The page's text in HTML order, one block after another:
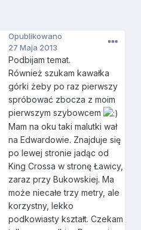
Opublikowano
27 Maja 2013
Podbijam temat.
Również szukam kawałka
górki żeby po raz pierwszy
spróbować zbocza z moim
pierwszym szybowcem
Mam na oku taki malutki wał
na Edwardowie. Znajduje się
po lewej stronie jadąc od
King Crossa w stronę Ławicy,
zaraz przy Bukowskiej. Ma
może niecałe trzy metry, ale
korzystny, lekko
podkowiasty kształt. Czekam